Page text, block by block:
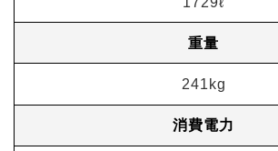
重量
241kg
消費電力